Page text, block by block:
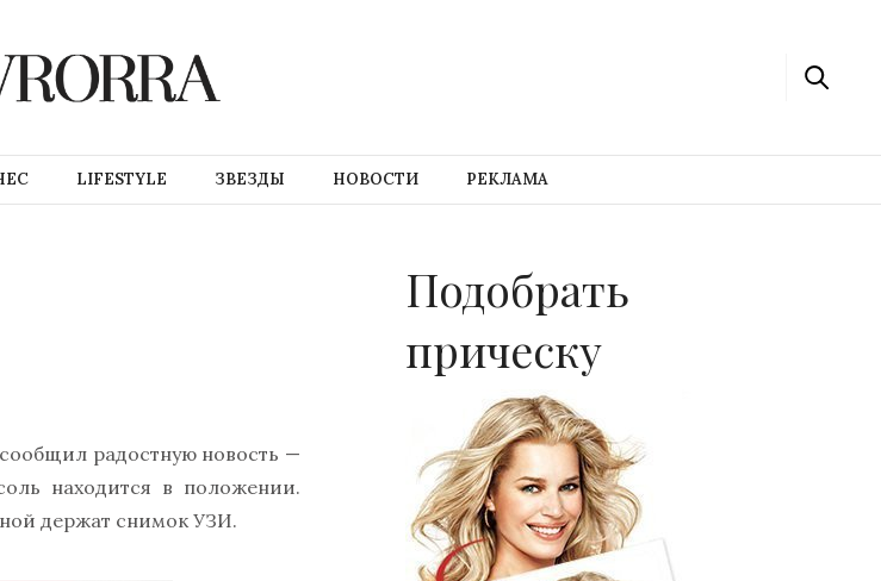
LIFESTYLE ЗВЕЗДЫ НОВОСТИ РЕКЛАМА
радостную новость —
находится в положении.
держат снимок УЗИ.
Подобрать
прическу